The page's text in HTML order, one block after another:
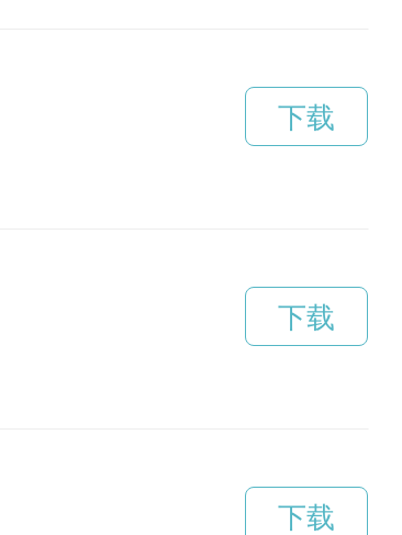
下载
下载
下载